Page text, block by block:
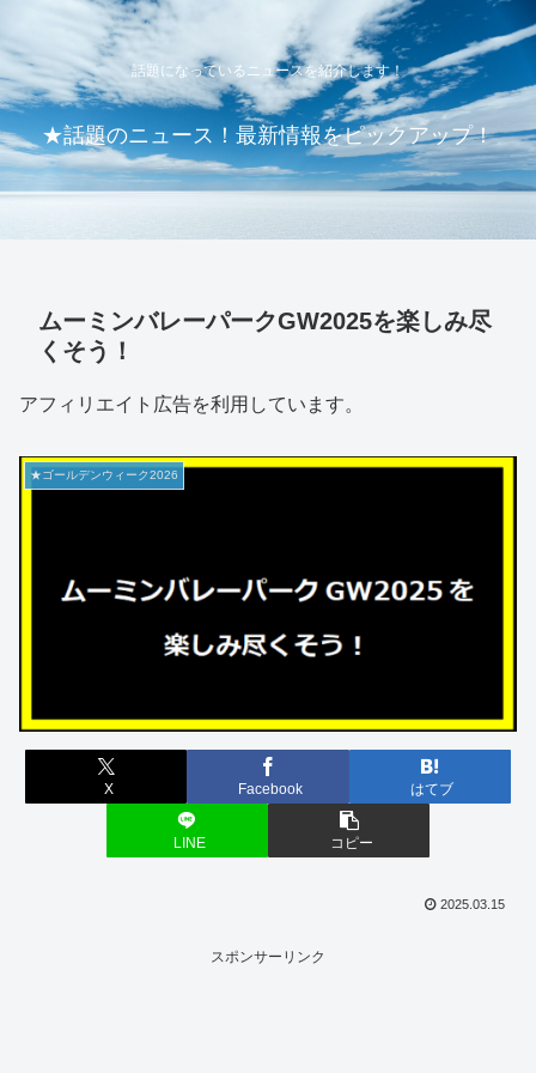
話題になっているニュースを紹介します！
★話題のニュース！最新情報をピックアップ！
ムーミンバレーパークGW2025を楽しみ尽
くそう！
アフィリエイト広告を利用しています。
★ゴールデンウィーク2026
X Facebook はてブ
LINE コピー
2025.03.15
スポンサーリンク